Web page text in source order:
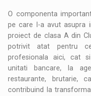
O componenta
pe care l-a avut asupra
proiect de clasa A din
potrivit atat pentru
profesionala aici, cat
unitati bancare, la
restaurante, brutarie,
contribuind la